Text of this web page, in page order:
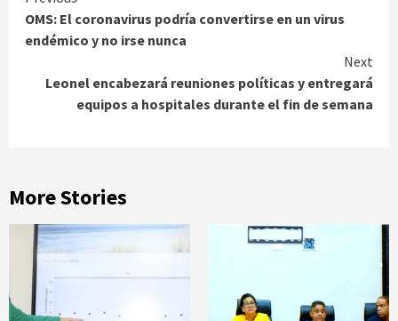
Reading
OMS: El coronavirus podría convertirse en un virus
endémico y no irse nunca
Next
Leonel encabezará reuniones políticas y entregará
equipos a hospitales durante el fin de semana
More Stories